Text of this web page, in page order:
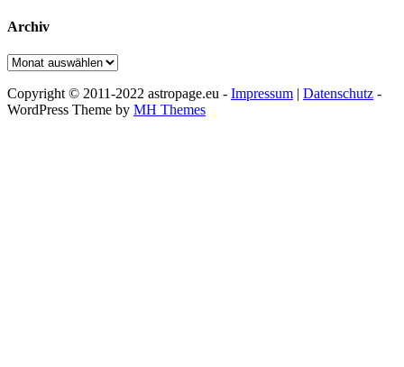
Archiv
Archiv
Copyright © 2011-2022 astropage.eu - Impressum | Datenschutz -
WordPress Theme by MH Themes